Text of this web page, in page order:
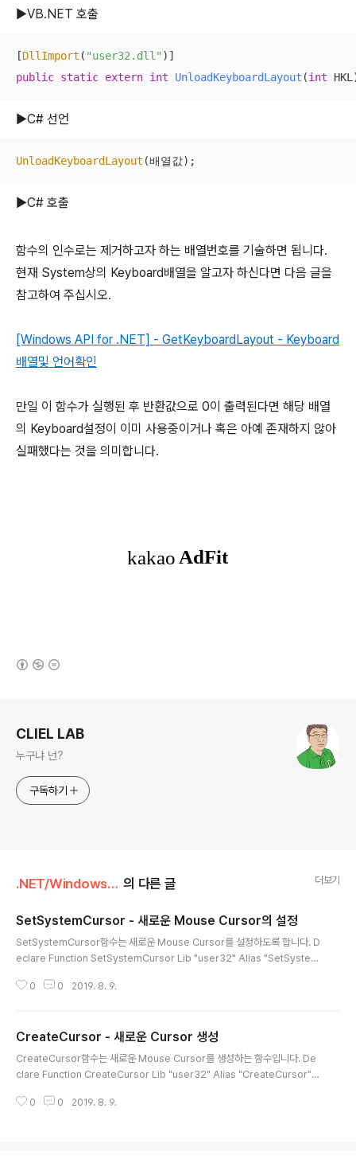
▶VB.NET 호출
[DllImport ( "user32.dll"
public static extern int UnloadKeyboardLayout (int
▶C# 선언
UnloadKeyboardLayout (배열값);
▶C# 호출
함수의 인수로는 제거하고자 하는 배열번호를 기술하면 됩니다.
현재 System상의 Keyboard배열을 알고자 하신다면 다음 글을
참고하여 주십시오.
[Windows API for .NET] - GetKeyboardLayout - Keyboard
배열및 언어확인
만일 이 함수가 실행된 후 반환값으로 0이 출력된다면 해당 배열
의 Keyboard설정이 이미 사용중이거나 혹은 아예 존재하지 않아
실패했다는 것을 의미합니다.
CLIEL LAB
누구냐 넌?
구독하기
.NET/Windows API for .NET 의 다른 글 더보기
SetSystemCursor - 새로운 Mouse Cursor의 설정
SetSystemCursor함수는 새로운 Mouse Cursor를 설정하도록 합니다. D
eclare Function SetSystemCursor Lib "user32" Alias "SetSystem
VB.NET 선언 SetSystemCursor(handle, id) ▶VB.NET 호출 [DllImpor
mCursor함수는 호출시 전달한 Handle값에 해당하는 Mous..
0 0 2019. 8. 9.
CreateCursor - 새로운 Cursor 생성
CreateCursor함수는 새로운 Mouse Cursor를 생성하는 함수입니다. De
clare Function CreateCursor Lib "user32" Alias "CreateCursor"
hotspot As Integer, ByVal nWidth As Integer, ByVal nHeight As Int
0 0 2019. 8. 9.